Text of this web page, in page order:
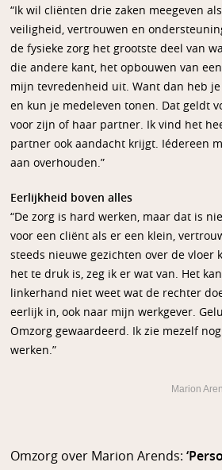
“Ik wil cliënten drie zaken meegeven
veiligheid, vertrouwen en
de fysieke zorg het grootste deel van
die andere kant, het opbouwen van
mijn tevredenheid uit. Want dan heb
en kun je medeleven tonen. Dat geldt
voor zijn of haar partner. Ik vind het
partner ook aandacht krijgt. Iédereen
aan overhouden.”
Eerlijkheid boven alles
“De zorg is hard werken, maar dat is
voor een cliënt als er een klein,
steeds nieuwe gezichten over de vloer
het te druk is, zeg ik er wat van. Het
linkerhand niet weet wat de rechter
eerlijk in, ook naar mijn werkgever.
Omzorg gewaardeerd. Ik zie mezelf
werken.”
Marion
Omzorg over Marion Arends: